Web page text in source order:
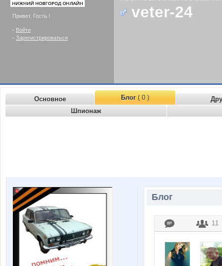
Привет, Гость !
- Войти
- Зарегистрироваться
veter-24
Основное Блог( 0 )
Шпионаж
Блог
11